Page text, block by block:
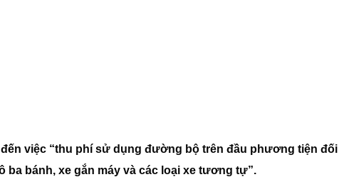
việc “thu phí sử dụng đường bộ trên đầu phương tiện đối
ba bánh, xe gắn máy và các loại xe tương tự”.